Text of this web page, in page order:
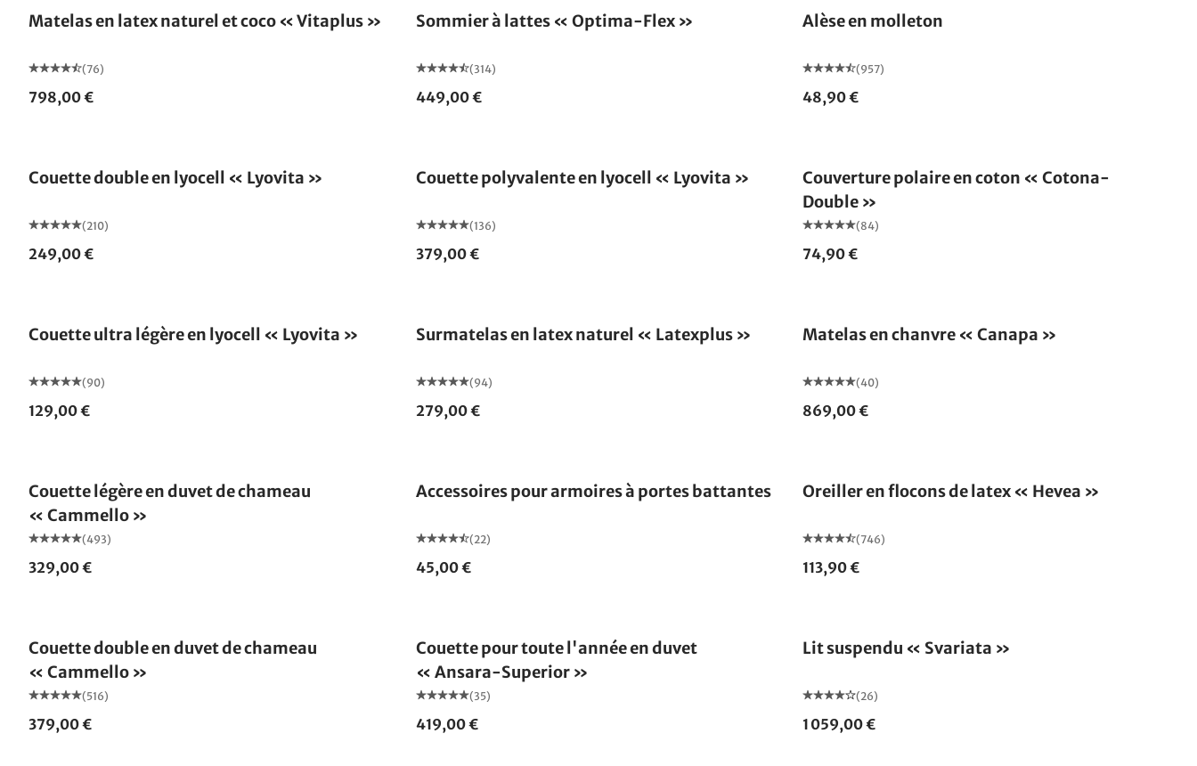
Matelas en latex naturel et coco « Vitaplus »
(76)
798,00 €
Sommier à lattes « Optima-Flex »
(314)
449,00 €
Alèse en molleton
(957)
48,90 €
Couette double en lyocell « Lyovita »
(210)
249,00 €
Couette polyvalente en lyocell « Lyovita »
(136)
379,00 €
Couverture polaire en coton « Cotona-
Double »
(84)
74,90 €
Couette ultra légère en lyocell « Lyovita »
(90)
129,00 €
Surmatelas en latex naturel « Latexplus »
(94)
279,00 €
Matelas en chanvre « Canapa »
(40)
869,00 €
Couette légère en duvet de chameau
« Cammello »
(493)
329,00 €
Accessoires pour armoires à portes battantes
(22)
45,00 €
Oreiller en flocons de latex « Hevea »
(746)
113,90 €
Couette double en duvet de chameau
« Cammello »
(516)
379,00 €
Couette pour toute l'année en duvet
« Ansara-Superior »
(35)
419,00 €
Lit suspendu « Svariata »
(26)
1 059,00 €